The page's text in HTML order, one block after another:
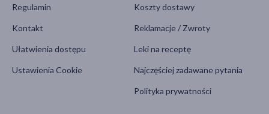
Regulamin
Kontakt
Ułatwienia dostępu
Ustawienia Cookie
Koszty dostawy
Reklamacje / Zwroty
Leki na receptę
Najczęściej zadawane pytania
Polityka prywatności